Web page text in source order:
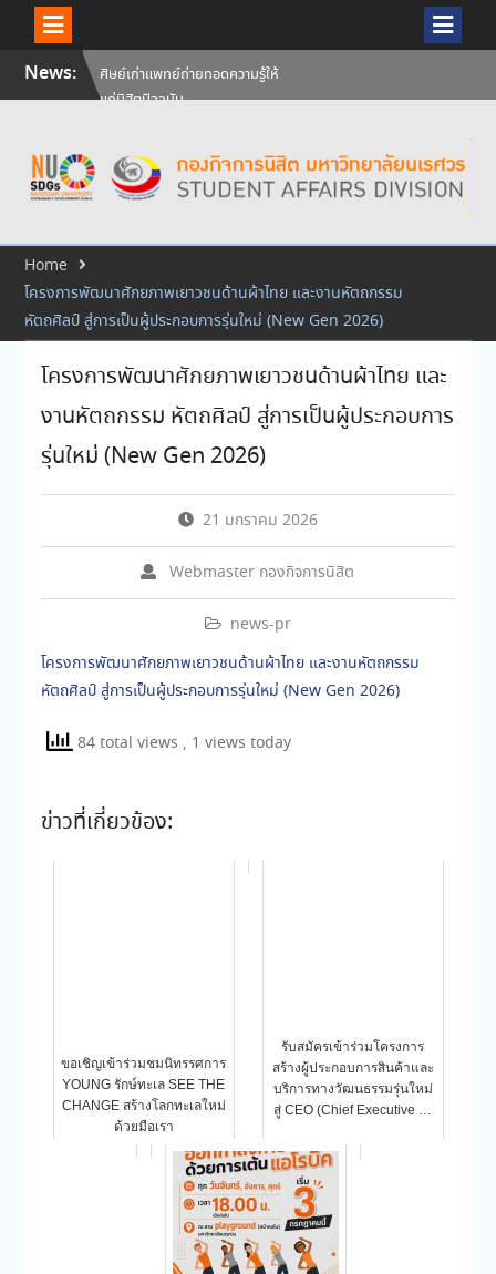
SkipNews:
ศิษย์เก่าแพทย์ถ่ายทอดความรู้ให้
แก่นิสิตปัจจุบัน
นเรศวร ครบรอบ 36 ปี 29
กรกฎาคม 2569
สัมภาษณ์นิสิตเพื่อพิจารณาเข้ารับ
ประจำปีการศึกษา 256
Home
โครงการพัฒนาศักยภาพเยาวชนด้านผ้าไทย และงานหัตถกรรม
หัตถศิลป์ สู่การเป็นผู้ประกอบการรุ่นใหม่ (New Gen 2026)
โครงการพัฒนาศักยภาพเยาวชนด้านผ้าไทย และ
งานหัตถกรรม หัตถศิลป์ สู่การเป็นผู้ประกอบการ
รุ่นใหม่ (New Gen 2026)
21 มกราคม 2026
Webmaster กองกิจการนิสิต
news-pr
โครงการพัฒนาศักยภาพเยาวชนด้านผ้าไทย และงานหัตถกรรม
หัตถศิลป์ สู่การเป็นผู้ประกอบการรุ่นใหม่ (New Gen 2026)
84 total views , 1 views today
ข่าวที่เกี่ยวข้อง:
ขอเชิญเข้าร่วมชมนิทรรศการ
YOUNG รักษ์ทะเล SEE THE
CHANGE สร้างโลกทะเลใหม่
ด้วยมือเรา
รับสมัครเข้าร่วมโครงการ
สร้างผู้ประกอบการสินค้าและ
บริการทางวัฒนธรรมรุ่นใหม่
สู่ CEO (Chief Executive …